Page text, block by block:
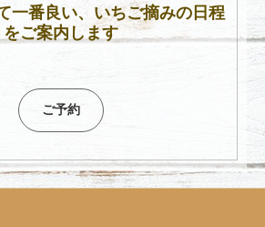
一番良い、いちご摘みの日程
をご案内します
ご予約